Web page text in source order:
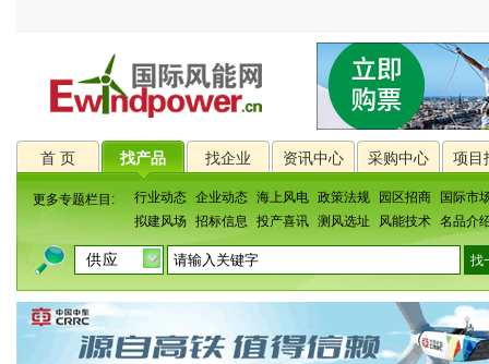
首 页 找产品 找企业 资讯中心 采购中心 项目
更多专题栏目: 行业动态 企业动态 海上风电 政策法规 园区招商
国际市
拟建风场
招标信息 投产喜讯 测风选址 风能技术 名品介